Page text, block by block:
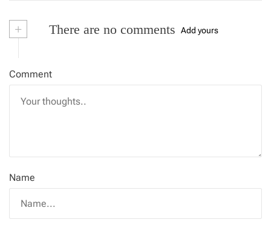
+ There are no comments Add yours
Comment
Name